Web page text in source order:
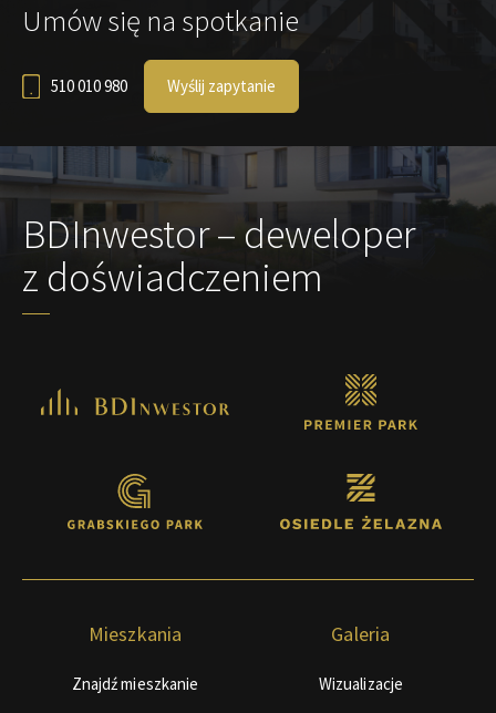
Umów się na spotkanie
510 010 980 Wyślij zapytanie
BDInwestor – deweloper
z doświadczeniem
Mieszkania
Znajdź mieszkanie
Galeria
Wizualizacje